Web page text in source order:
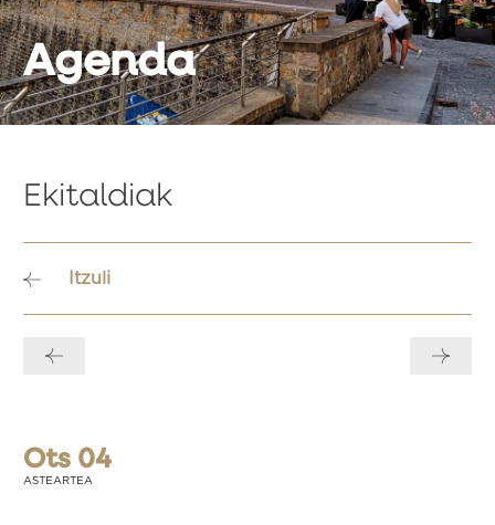
Agenda
Ekitaldiak
Itzuli
zehar
Ots 04
ASTEARTEA